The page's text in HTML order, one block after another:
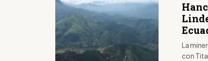
La
con